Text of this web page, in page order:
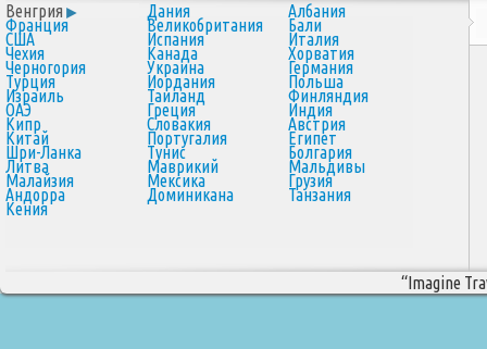
Венгрия Дания Албания
Франция Великобритания Бали
США Испания Италия
Чехия Канада Хорватия
Черногория Украина Германия
Турция Иордания Польша
Израиль Таиланд Финляндия
ОАЭ Греция Индия
Кипр Словакия Австрия
Китай Португалия Египет
Шри-Ланка Тунис Болгария
Литва Маврикий Мальдивы
Малайзия Мексика Грузия
Андорра Доминикана Танзания
Кения
“Imagine